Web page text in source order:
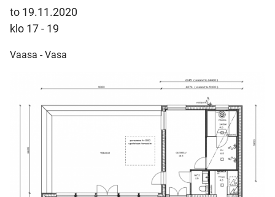
to 19.11.2020
klo 17 - 19
Vaasa - Vasa